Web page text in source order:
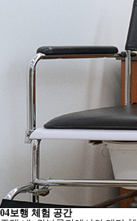
04보행 체험 공간